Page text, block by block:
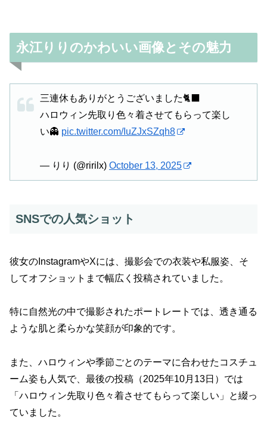
永江りりのかわいい画像とその魅力
三連休もありがとうございました🐈‍⬛
ハロウィン先取り色々着させてもらって楽し
い👻 pic.twitter.com/IuZJxSZqh8
— りり (@ririlx) October 13, 2025
SNSでの人気ショット
彼女のInstagramやXには、撮影会での衣装や私服姿、そ
してオフショットまで幅広く投稿されていました。
特に自然光の中で撮影されたポートレートでは、透き通る
ような肌と柔らかな笑顔が印象的です。
また、ハロウィンや季節ごとのテーマに合わせたコスチュ
ーム姿も人気で、最後の投稿（2025年10月13日）では
「ハロウィン先取り色々着させてもらって楽しい」と綴っ
ていました。